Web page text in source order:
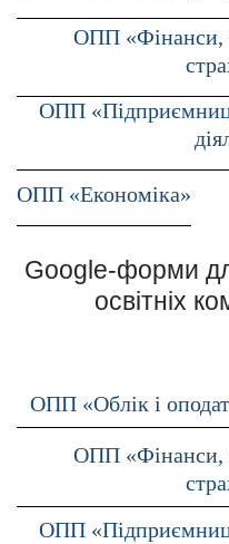
ОПП «Фінанси,
ОПП
ОПП «Економіка»
Google-форми
освітніх
ОПП «Облік і
ОПП «Фінанси,
ОПП